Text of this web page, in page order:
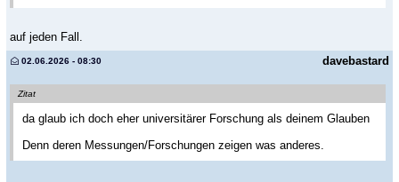
auf jeden Fall.
davebastard
02.06.2026 - 08:30
Zitat
da glaub ich doch eher universitärer Forschung als deinem Glauben
Denn deren Messungen/Forschungen zeigen was anderes.